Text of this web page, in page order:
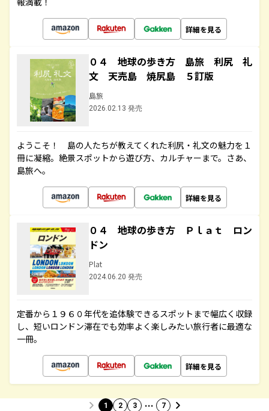
詳細を見る
０４ 地球の歩き方 島旅 利尻 礼
文 天売島 焼尻島 ５訂版
島旅
2026.02.13 発売
ようこそ！ 島の人たちが教えてくれた利尻・礼文の魅力を１
冊に凝縮。絶景スポットから遊び方、カルチャーまで。さあ、
島旅へ。
詳細を見る
０４ 地球の歩き方 Ｐｌａｔ ロン
ドン
Plat
2024.06.20 発売
定番から１９６０年代を追体験できるスポットまで幅広く収録
し、短いロンドン滞在でも効率よく楽しみたい旅行者に最適な
一冊。
詳細を見る
1 2 3 … 7